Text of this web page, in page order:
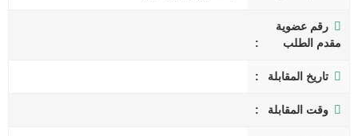
رقم عضوية
مقدم الطلب
تاريخ المقابلة
وقت المقابلة